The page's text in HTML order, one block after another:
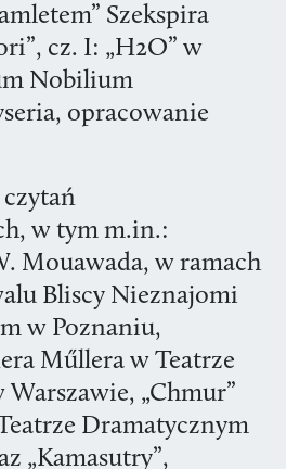
Szekspira
cz. I: „H2O” w
Nobilium
opracowanie
w tym m.in.:
Mouawada, w ramach
Bliscy Nieznajomi
w Poznaniu,
Műllera w Teatrze
„Chmur”
Dramatycznym
„Kamasutry”,